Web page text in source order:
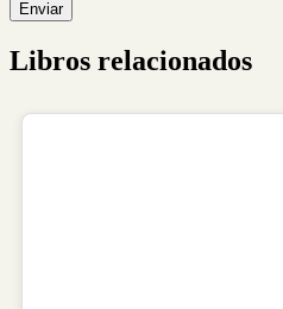
Libros relacionados